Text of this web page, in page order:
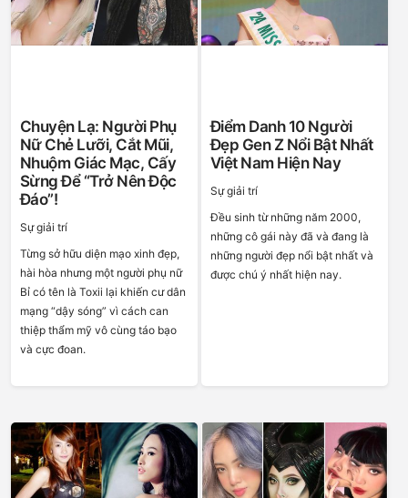
Chuyện Lạ: Người Phụ
Nữ Chẻ Lưỡi, Cắt Mũi,
Nhuộm Giác Mạc, Cấy
Sừng Để “trở Nên Độc
Đáo”!
Sự giải trí
Từng sở hữu diện mạo xinh đẹp,
hài hòa nhưng một người phụ nữ
Bỉ có tên là Toxii lại khiến cư dân
mạng “dậy sóng” vì cách can
thiệp thẩm mỹ vô cùng táo bạo
và cực đoan.
Điểm Danh 10 Người
Đẹp Gen Z Nổi Bật Nhất
Việt Nam Hiện Nay
Sự giải trí
Đều sinh từ những năm 2000,
những cô gái này đã và đang là
những người đẹp nổi bật nhất và
được chú ý nhất hiện nay.